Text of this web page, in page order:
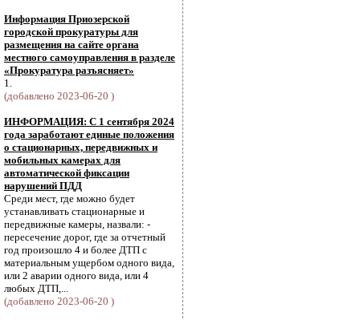
Информация Приозерской
городской прокуратуры для
размещения на сайте органа
местного самоуправления в разделе
«Прокуратура разъясняет»
1.
(добавлено 2023-06-20 )
ИНФОРМАЦИЯ: С 1 сентября 2024
года заработают единые положения
о стационарных, передвижных и
мобильных камерах для
автоматической фиксации
нарушений ПДД
Среди мест, где можно будет
устанавливать стационарные и
передвижные камеры, назвали: -
пересечение дорог, где за отчетный
год произошло 4 и более ДТП с
материальным ущербом одного вида,
или 2 аварии одного вида, или 4
любых ДТП,...
(добавлено 2023-06-20 )